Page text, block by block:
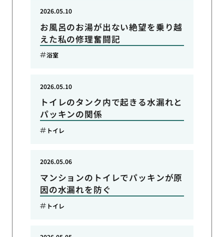
お風呂のお湯が出ない絶望を乗り越
えた私の修理奮闘記
2026.05.10
浴室
トイレのタンク内で起きる水漏れと
パッキンの関係
2026.05.10
トイレ
マンションのトイレでパッキンが原
因の水漏れを防ぐ
2026.05.06
トイレ